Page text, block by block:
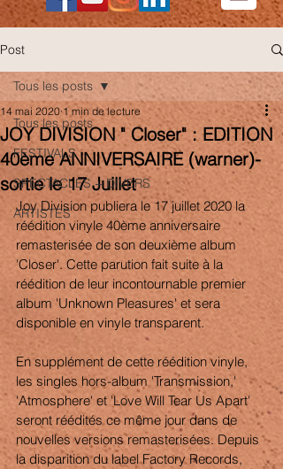
Post
Tous les posts
FESTIVALS
SPECTACLES + DIVERS
ARTISTES
Tous les posts
JOY DIVISION " Closer" : EDITION
40ème ANNIVERSAIRE (warner)-
sortie le 17 Juillet
14 mai 2020 1 min de lecture
Joy Division publiera le 17 juillet 2020 la
réédition vinyle 40ème anniversaire
remasterisée de son deuxième album
'Closer'. Cette parution fait suite à la
réédition de leur incontournable premier
album 'Unknown Pleasures' et sera
disponible en vinyle transparent.
En supplément de cette réédition vinyle,
les singles hors-album 'Transmission,'
'Atmosphere' et 'Love Will Tear Us Apart'
seront réédités ce même jour dans de
nouvelles versions remasterisées. Depuis
la disparition du label Factory Records,